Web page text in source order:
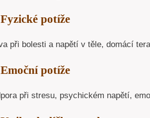
Fyzické potíže
při bolesti a napětí v těle, domácí
Emoční potíže
při stresu, psychickém napětí,